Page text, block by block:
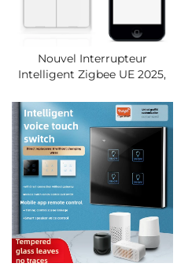
Nouvel Interrupteur
Intelligent Zigbee UE 2025,
Domestiques À Commande
À Distance, Application Tuya
Smart Life, Batterie Sans Fil,
Scénario D'interrupteur
Intelligent